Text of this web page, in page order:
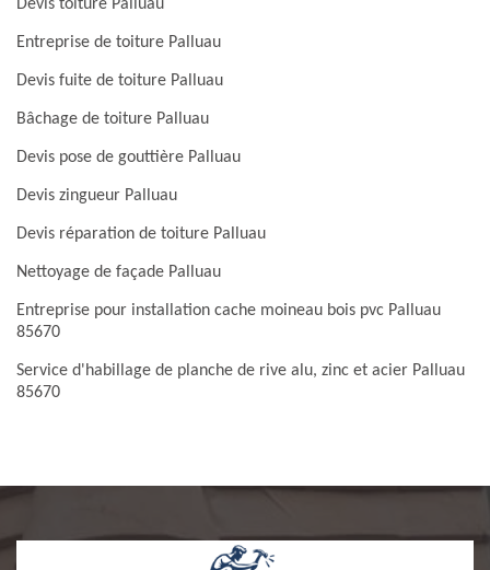
Devis toiture Palluau
Entreprise de toiture Palluau
Devis fuite de toiture Palluau
Bâchage de toiture Palluau
Devis pose de gouttière Palluau
Devis zingueur Palluau
Devis réparation de toiture Palluau
Nettoyage de façade Palluau
Entreprise pour installation cache moineau bois pvc Palluau
85670
Service d'habillage de planche de rive alu, zinc et acier Palluau
85670